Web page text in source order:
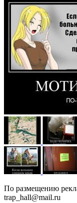
По размещению
trap_hall@mail.ru